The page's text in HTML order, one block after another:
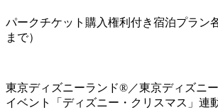
パークチケット購入権利付き宿泊プラン
まで）
東京ディズニーランド®／東京ディズニ
イベント「ディズニー・クリスマス」連